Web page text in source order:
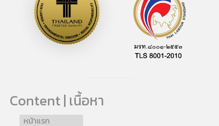
Content | เนื้อหา
หน้าแรก